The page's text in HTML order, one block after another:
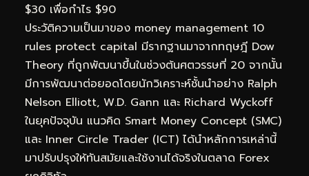
$30 เพื่อกำไร $90
ประวัติความเป็นมาของ money management 10
rules protect capital มีรากฐานมาจากทฤษฎี Dow
Theory ที่ถูกพัฒนาขึ้นในช่วงต้นศตวรรษที่ 20 จากนั้น
มีการพัฒนาต่อยอดโดยนักวิเคราะห์ชั้นนำอย่าง Ralph
Nelson Elliott, W.D. Gann และ Richard Wyckoff
ในยุคปัจจุบัน แนวคิด Smart Money Concept (SMC)
และ Inner Circle Trader (ICT) ได้นำหลักการเหล่านี้
มาปรับปรุงให้ทันสมัยและใช้งานได้จริงในตลาด Forex